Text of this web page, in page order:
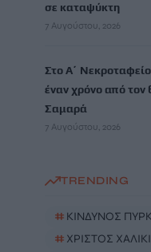
σε καταψύκτη
7 Αυγούστου, 2026
Στο Α΄
έναν χρόνο από τον
Σαμαρά
7 Αυγούστου, 2026
TRENDING
# ΚΙΝΔΥΝΟΣ
# ΧΡΙΣΤΟΣ